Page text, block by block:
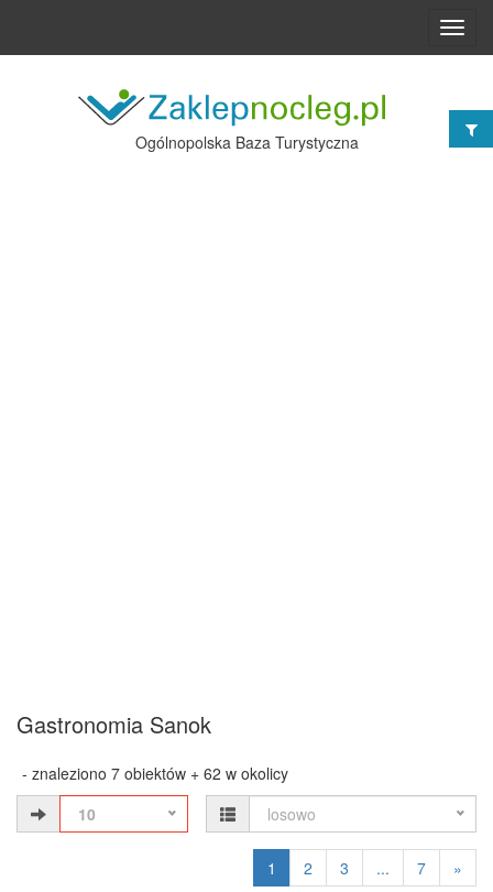
Ogólnopolska Baza Turystyczna
Gastronomia Sanok
- znaleziono 7 obiektów + 62 w okolicy
10
losowo
1 2 3 ... 7 »